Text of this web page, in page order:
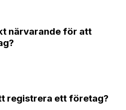
närvarande för att
registrera ett företag?